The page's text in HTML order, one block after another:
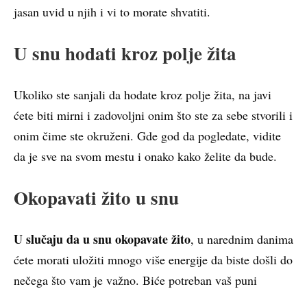
jasan uvid u njih i vi to morate shvatiti.
U snu hodati kroz polje žita
Ukoliko ste sanjali da hodate kroz polje žita, na javi
ćete biti mirni i zadovoljni onim što ste za sebe stvorili i
onim čime ste okruženi. Gde god da pogledate, vidite
da je sve na svom mestu i onako kako želite da bude.
Okopavati žito u snu
U slučaju da u snu okopavate žito, u narednim danima
ćete morati uložiti mnogo više energije da biste došli do
nečega što vam je važno. Biće potreban vaš puni